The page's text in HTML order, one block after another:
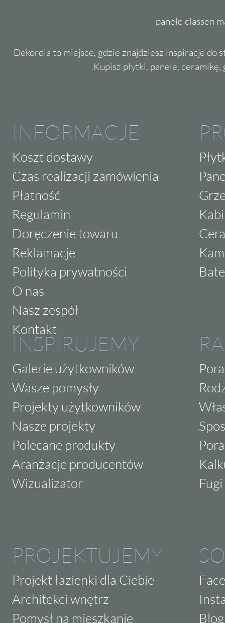
panele classen
Dekordia to miejsce, gdzie znajdziesz inspiracje do
Kupisz płytki, panele,
INFORMACJE
Koszt dostawy
Czas realizacji zamówienia
Płatność
Regulamin
Doręczenie towaru
Reklamacje
Polityka prywatności
O nas
Nasz zespół
Kontakt
INSPIRUJEMY
Galerie użytkowników
Wasze pomysły
Projekty użytkowników
Nasze projekty
Polecane produkty
Aranżacje producentów
Wizualizator
PROJEKTUJEMY
Projekt łazienki dla Ciebie
Architekci wnętrz
Pomysł na mieszkanie
Blog